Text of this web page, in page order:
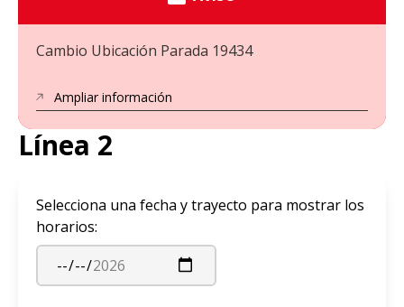
Cambio Ubicación Parada 19434
Ampliar información
Línea 2
Selecciona una fecha y trayecto para mostrar los
horarios: